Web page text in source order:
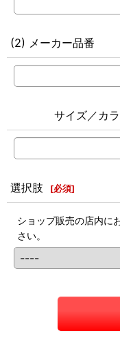
(2) メーカー品番
サイズ／カラ
選択肢 [必須]
ショップ販売の店内に
さい。